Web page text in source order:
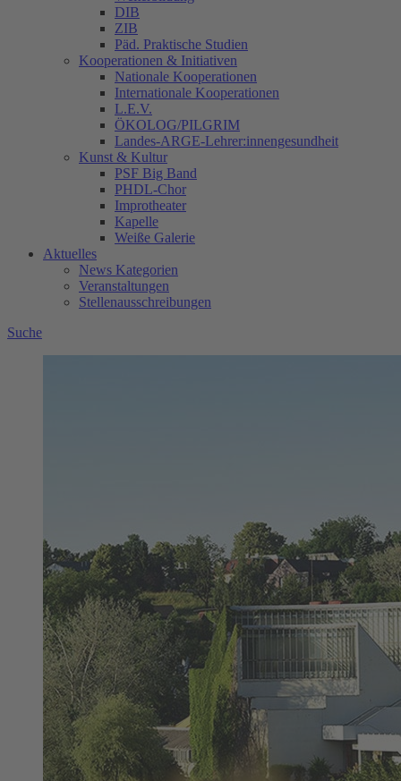
DIB
ZIB
Päd. Praktische Studien
Kooperationen & Initiativen
Nationale Kooperationen
Internationale Kooperationen
L.E.V.
ÖKOLOG/PILGRIM
Landes-ARGE-Lehrer:innengesundheit
Kunst & Kultur
PSF Big Band
PHDL-Chor
Improtheater
Kapelle
Weiße Galerie
Aktuelles
News Kategorien
Veranstaltungen
Stellenausschreibungen
Suche